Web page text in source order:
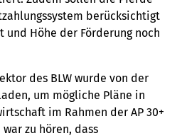
berücksichtigt
Höhe der Förderung noch
des BLW wurde von der
um mögliche Pläne in
im Rahmen der AP 30+
zu hören, dass